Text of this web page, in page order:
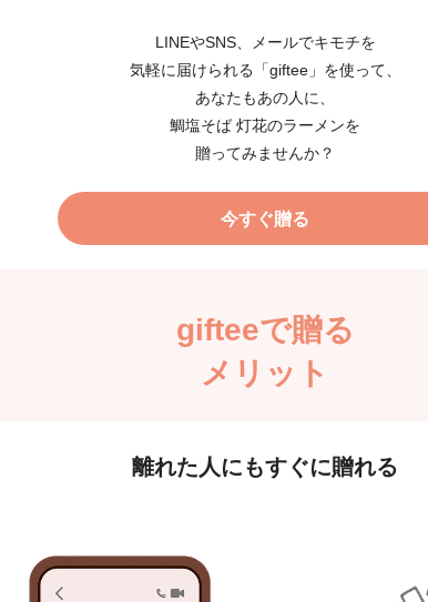
LINEやSNS、メールでキモチを
気軽に届けられる「giftee」を使って、
あなたもあの人に、
鯛塩そば 灯花のラーメンを
贈ってみませんか？
今すぐ贈る
gifteeで贈る
メリット
離れた人にもすぐに贈れる